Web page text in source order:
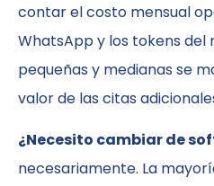
contar el costo mensual
WhatsApp y los tokens del
pequeñas y medianas se
valor de las citas
¿Necesito cambiar de
necesariamente. La